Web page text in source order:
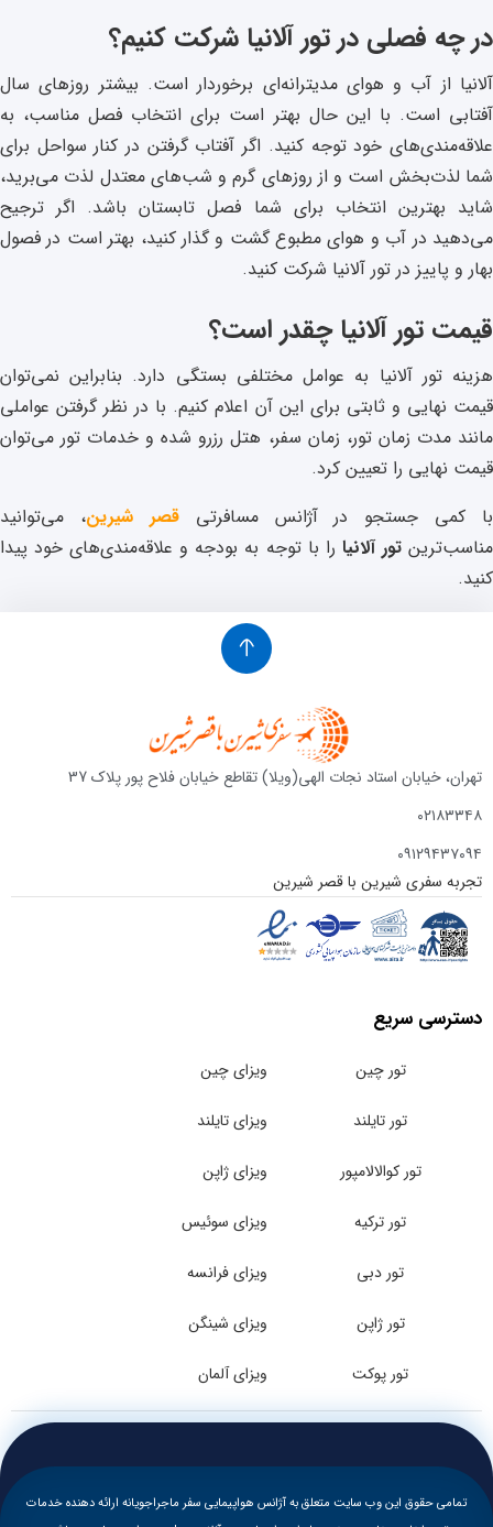
در چه فصلی در تور آلانیا شرکت کنیم؟
آلانیا از آب و هوای مدیترانه‌ای برخوردار است. بیشتر روزهای سال
آفتابی است. با این حال بهتر است برای انتخاب فصل مناسب، به
علاقه‌مندی‌های خود توجه کنید. اگر آفتاب گرفتن در کنار سواحل برای
شما لذت‌بخش است و از روزهای گرم و شب‌های معتدل لذت می‌برید،
شاید بهترین انتخاب برای شما فصل تابستان باشد. اگر ترجیح
می‌دهید در آب و هوای مطبوع گشت و گذار کنید، بهتر است در فصول
بهار و پاییز در تور آلانیا شرکت کنید.
قیمت تور آلانیا چقدر است؟
هزینه تور آلانیا به عوامل مختلفی بستگی دارد. بنابراین نمی‌توان
قیمت نهایی و ثابتی برای این آن اعلام کنیم. با در نظر گرفتن عواملی
مانند مدت زمان تور، زمان سفر، هتل رزرو شده و خدمات تور می‌توان
قیمت نهایی را تعیین کرد.
با کمی جستجو در آژانس مسافرتیقصر شیرین، می‌توانید
مناسب‌ترینتور آلانیا را با توجه به بودجه و علاقه‌مندی‌های خود پیدا
کنید.
تهران، خیابان استاد نجات الهی(ویلا) تقاطع خیابان فلاح پور پلاک 37
۰۲۱۸۳۳۴۸
۰۹۱۲۹۴۳۷۰۹۴
تجربه سفری شیرین با قصر شیرین
دسترسی سریع
تور چین
تور تایلند
تور کوالالامپور
تور ترکیه
تور دبی
تور ژاپن
تور پوکت
ویزای چین
ویزای تایلند
ویزای ژاپن
ویزای سوئیس
ویزای فرانسه
ویزای شینگن
ویزای آلمان
تمامی حقوق این وب سایت متعلق به آژانس هواپیمایی سفر ماجراجویانه ارائه دهنده خدمات